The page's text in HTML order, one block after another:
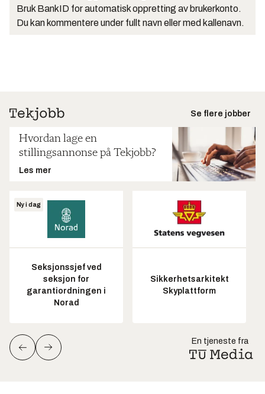
Bruk BankID for automatisk oppretting av brukerkonto.
Du kan kommentere under fullt navn eller med kallenavn.
Se flere jobber
Hvordan lage en
stillingsannonse på Tekjobb?
Les mer
Ny i dag
Seksjonssjef ved
seksjon for
garantiordningen i
Norad
Sikkerhetsarkitekt
Skyplattform
En tjeneste fra